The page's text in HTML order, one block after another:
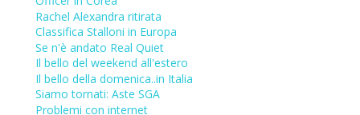
Rachel Alexandra ritirata
Classifica Stalloni in Europa
Se n'è andato Real Quiet
Il bello del weekend all'estero
Il bello della domenica..in Italia
Siamo tornati: Aste SGA
Problemi con internet